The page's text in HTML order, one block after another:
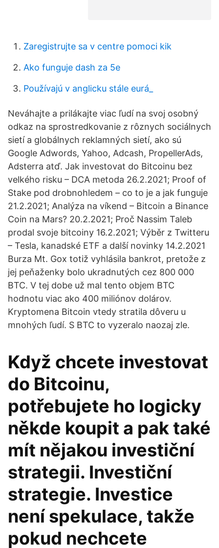
Zaregistrujte sa v centre pomoci kik
Ako funguje dash za 5e
Používajú v anglicku stále eurá_
Neváhajte a prilákajte viac ľudí na svoj osobný
odkaz na sprostredkovanie z rôznych sociálnych
sietí a globálnych reklamných sietí, ako sú
Google Adwords, Yahoo, Adcash, PropellerAds,
Adsterra atď. Jak investovat do Bitcoinu bez
velkého risku – DCA metoda 26.2.2021; Proof of
Stake pod drobnohledem – co to je a jak funguje
21.2.2021; Analýza na víkend – Bitcoin a Binance
Coin na Mars? 20.2.2021; Proč Nassim Taleb
prodal svoje bitcoiny 16.2.2021; Výběr z Twitteru
– Tesla, kanadské ETF a další novinky 14.2.2021
Burza Mt. Gox totiž vyhlásila bankrot, pretože z
jej peňaženky bolo ukradnutých cez 800 000
BTC. V tej dobe už mal tento objem BTC
hodnotu viac ako 400 miliónov dolárov.
Kryptomena Bitcoin vtedy stratila dôveru u
mnohých ľudí. S BTC to vyzeralo naozaj zle.
Když chcete investovat
do Bitcoinu,
potřebujete ho logicky
někde koupit a pak také
mít nějakou investiční
strategii. Investiční
strategie. Investice
není spekulace, takže
pokud nechcete